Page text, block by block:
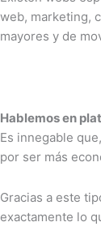
web, marketing,
mayores y de
Hablemos en
Es innegable
por ser más
Gracias a este
exactamente lo